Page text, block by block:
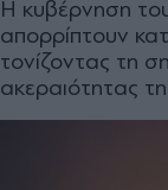
Η κυβέρνηση
απορρίπτουν
τονίζοντας τη
ακεραιότητας